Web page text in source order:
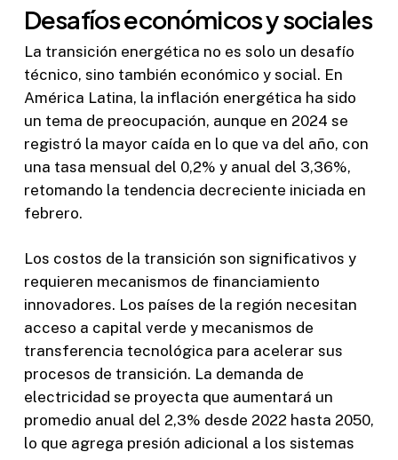
Desafíos económicos y sociales
La transición energética no es solo un desafío
técnico, sino también económico y social. En
América Latina, la inflación energética ha sido
un tema de preocupación, aunque en 2024 se
registró la mayor caída en lo que va del año, con
una tasa mensual del 0,2% y anual del 3,36%,
retomando la tendencia decreciente iniciada en
febrero.
Los costos de la transición son significativos y
requieren mecanismos de financiamiento
innovadores. Los países de la región necesitan
acceso a capital verde y mecanismos de
transferencia tecnológica para acelerar sus
procesos de transición. La demanda de
electricidad se proyecta que aumentará un
promedio anual del 2,3% desde 2022 hasta 2050,
lo que agrega presión adicional a los sistemas